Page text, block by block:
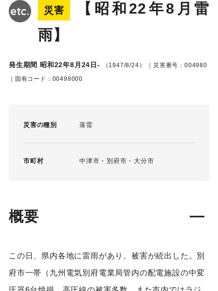
災害
【昭和22年8月雷
雨】
発生期間 昭和22年8月24日- （1947/8/24）
｜災害番号：004980
｜固有コード：00498000
災害の種別 落雷
市町村 中津市 別府市 大分市
概要
この日、県内各地に雷雨があり、被害が続出した。別
府市一帯（九州電気別府電業局管内の配電施設の中変